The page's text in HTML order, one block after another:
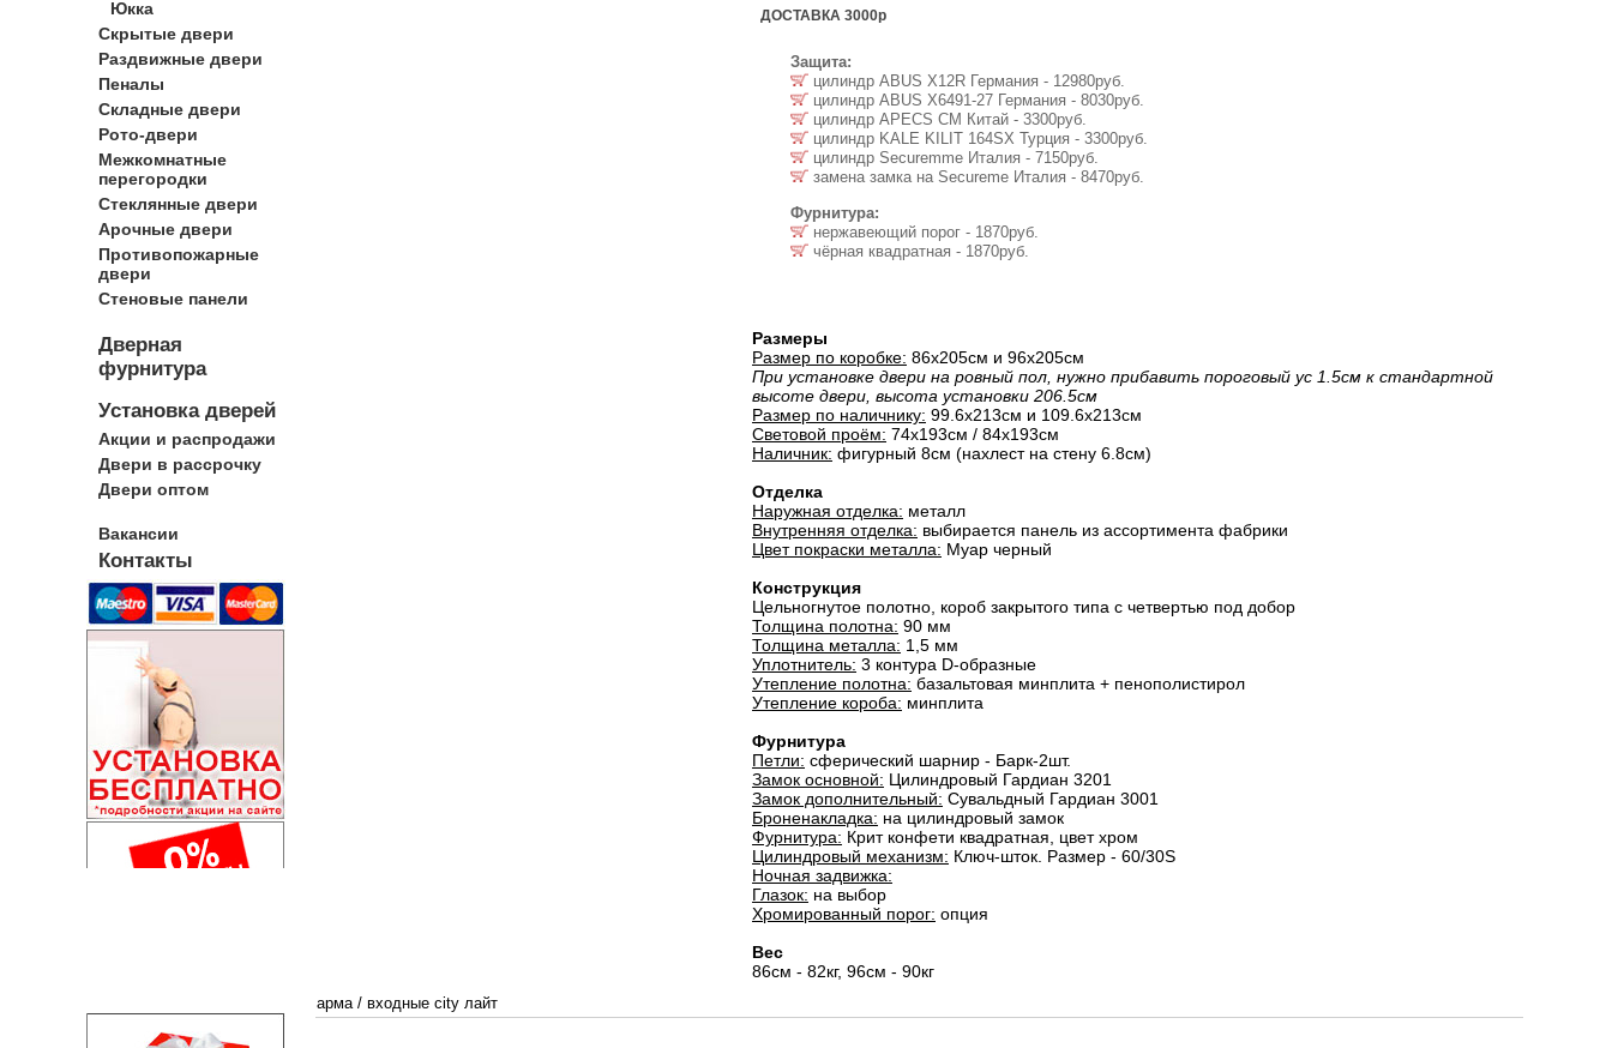
Юкка
Скрытые двери
Раздвижные двери
Пеналы
Складные двери
Рото-двери
Межкомнатные
перегородки
Стеклянные двери
Арочные двери
Противопожарные
двери
Стеновые панели
Дверная
фурнитура
Установка дверей
Акции и распродажи
Двери в рассрочку
Двери оптом
Вакансии
Контакты
ДОСТАВКА 3000р
Защита:
цилиндр ABUS Х12R Германия - 12980руб.
цилиндр ABUS X6491-27 Германия - 8030руб.
цилиндр APECS CM Китай - 3300руб.
цилиндр KALE KILIT 164SX Турция - 3300руб.
цилиндр Securemme Италия - 7150руб.
замена замка на Secureme Италия - 8470руб.
Фурнитура:
нержавеющий порог - 1870руб.
чёрная квадратная - 1870руб.
Размеры
Размер по коробке: 86х205cм и 96х205cм
При установке двери на ровный пол, нужно прибавить пороговый ус 1.5cм к стандартной
высоте двери, высота установки 206.5cм
Размер по наличнику: 99.6х213cм и 109.6х213cм
Световой проём: 74х193cм / 84х193cм
Наличник: фигурный 8см (нахлест на стену 6.8см)
Отделка
Наружная отделка: металл
Внутренняя отделка: выбирается панель из ассортимента фабрики
Цвет покраски металла: Муар черный
Конструкция
Цельногнутое полотно, короб закрытого типа с четвертью под добор
Толщина полотна: 90 мм
Толщина металла: 1,5 мм
Уплотнитель: 3 контура D-образные
Утепление полотна: базальтовая минплита + пенополистирол
Утепление короба: минплита
Фурнитура
Петли: cферический шарнир - Барк-2шт.
Замок основной: Цилиндровый Гардиан 3201
Замок дополнительный: Сувальдный Гардиан 3001
Броненакладка: на цилиндровый замок
Фурнитура: Крит конфети квадратная, цвет хром
Цилиндровый механизм: Ключ-шток. Размер - 60/30S
Ночная задвижка:
Глазок: на выбор
Хромированный порог: опция
Вес
86см - 82кг, 96см - 90кг
арма/ входные city лайт